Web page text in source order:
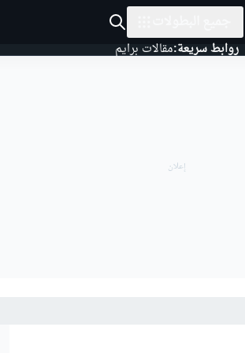
روابط سريعة:مقالات برايم